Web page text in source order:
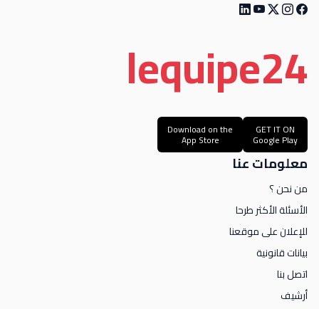
lequipe24
GET IT ON
Google Play
Download on the
App Store
معلومات عنا
من نحن ؟
الأسئلة الأكثر طرحا
للإعلان على موقعنا
بيانات قانونية
اتصل بنا
أرشيف